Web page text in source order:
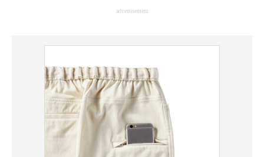
製造業のIT導入・活用を支援
モノづくり技術者専門サイト
エレクトロニクス専門サイト
電子設計の基本と応用
エネルギーの専門メディア
advertisement